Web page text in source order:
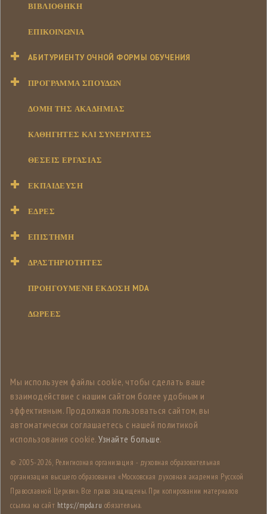
ΒΙΒΛΙΟΘΉΚΗ
ΕΠΙΚΟΙΝΩΝΊΑ
АБИТУРИЕНТУ ОЧНОЙ ФОРМЫ ОБУЧЕНИЯ
ΠΡΌΓΡΑΜΜΑ ΣΠΟΥΔΏΝ
ΔΟΜΉ ΤΗΣ ΑΚΑΔΗΜΊΑΣ
ΚΑΘΗΓΗΤΈΣ ΚΑΙ ΣΥΝΕΡΓΆΤΕΣ
ΘΈΣΕΙΣ ΕΡΓΑΣΊΑΣ
ΕΚΠΑΊΔΕΥΣΗ
ΕΔΡΕΣ
ΕΠΙΣΤΉΜΗ
ΔΡΑΣΤΗΡΙΌΤΗΤΕΣ
ΠΡΟΗΓΟΥΜΕΝΗ ΕΚΔΟΣΗ MDA
ΔΩΡΕΕΣ
Мы используем файлы cookie, чтобы сделать ваше
взаимодействие с нашим сайтом более удобным и
эффективным. Продолжая пользоваться сайтом, вы
автоматически соглашаетесь с нашей политикой
использования cookie. Узнайте больше.
© 2005-2026, Религиозная организация - духовная образовательная
организация высшего образования «Московская духовная академия Русской
Православной Церкви». Все права защищены. При копировании материалов
ссылка на сайт https://mpda.ru обязательна.